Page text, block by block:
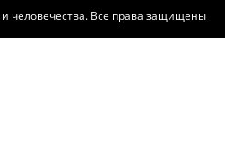
человечества. Все права защищены